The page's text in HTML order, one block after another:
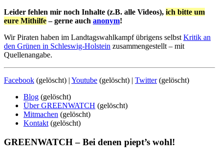
Leider fehlen mir noch Inhalte (z.B. alle Videos), ich bitte um
eure Mithilfe– gerne auch anonym!
Wir Piraten haben im Landtagswahlkampf übrigens selbst Kritik an
den Grünen in Schleswig-Holstein zusammengestellt – mit
Quellenangabe.
Facebook (gelöscht) | Youtube (gelöscht) | Twitter(gelöscht)
Blog (gelöscht)
Über GREENWATCH (gelöscht)
Mitmachen (gelöscht)
Kontakt (gelöscht)
GREENWATCH – Bei denen piept’s wohl!